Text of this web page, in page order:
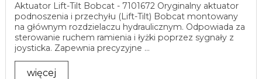
Aktuator Lift-Tilt Bobcat - 7101672 Oryginalny aktuator
podnoszenia i przechyłu (Lift-Tilt) Bobcat montowany
na głównym rozdzielaczu hydraulicznym. Odpowiada za
sterowanie ruchem ramienia i łyżki poprzez sygnały z
joysticka. Zapewnia precyzyjne ...
więcej